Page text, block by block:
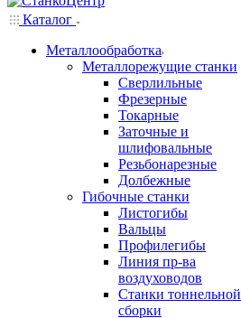
Каталог
Металлообработка
Металлорежущие станки
Сверлильные
Фрезерные
Токарные
Заточные и
шлифовальные
Резьбонарезные
Долбежные
Гибочные станки
Листогибы
Вальцы
Профилегибы
Линия пр-ва
воздуховодов
Станки тоннельной
сборки